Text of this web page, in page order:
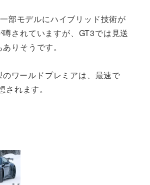
部モデルにハイブリッド技術が
されていますが、GT3では見送
りそうです。
ワールドプレミアは、最速で
れます。